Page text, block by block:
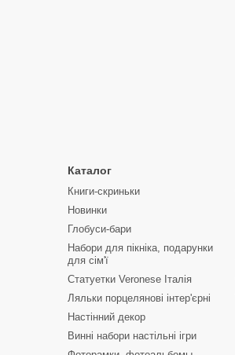
Каталог
Книги-скриньки
Новинки
Глобуси-бари
Набори для пікніка, подарунки
для сім'ї
Статуетки Veronese Італія
Ляльки порцелянові інтер'єрні
Настінний декор
Винні набори настільні ігри